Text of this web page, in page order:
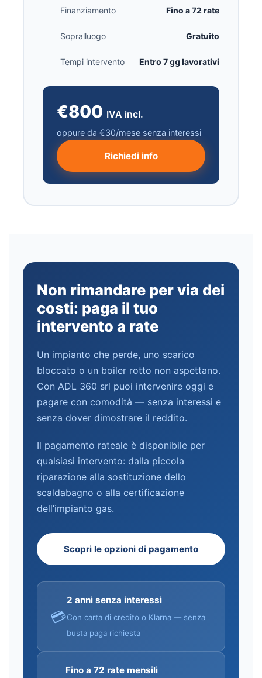
Finanziamento Fino a 72 rate
Sopralluogo Gratuito
Tempi intervento Entro 7 gg lavorativi
€800 IVA incl.
oppure da €30/mese senza interessi
Richiedi info
Non rimandare per via dei
costi: paga il tuo
intervento a rate
Un impianto che perde, uno scarico
bloccato o un boiler rotto non aspettano.
Con ADL 360 srl puoi intervenire oggi e
pagare con comodità — senza interessi e
senza dover dimostrare il reddito.
Il pagamento rateale è disponibile per
qualsiasi intervento: dalla piccola
riparazione alla sostituzione dello
scaldabagno o alla certificazione
dell’impianto gas.
Scopri le opzioni di pagamento
💳
2 anni senza interessi
Con carta di credito o Klarna — senza
busta paga richiesta
Fino a 72 rate mensili